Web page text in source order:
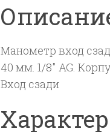
Манометр вход
40 мм. 1/8″ AG.
Вход сзади